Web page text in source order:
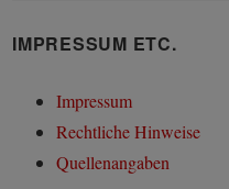
IMPRESSUM ETC.
Impressum
Rechtliche Hinweise
Quellenangaben